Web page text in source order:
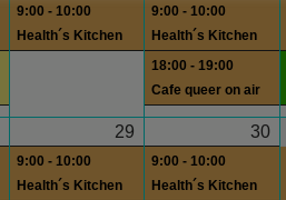
9:00 - 10:00
Health´s Kitchen
9:00 - 10:00
Health´s Kitchen
18:00 - 19:00
Cafe queer on air
29
9:00 - 10:00
Health´s Kitchen
30
9:00 - 10:00
Health´s Kitchen